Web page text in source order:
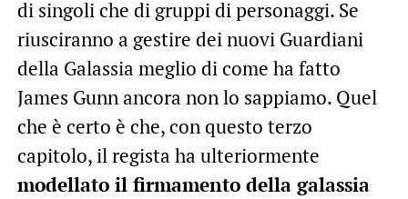
di singoli che di gruppi di personaggi. Se
riusciranno a gestire dei nuovi Guardiani
della Galassia meglio di come ha fatto
James Gunn ancora non lo sappiamo. Quel
che è certo è che, con questo terzo
capitolo, il regista ha ulteriormente
modellato il firmamento della galassia